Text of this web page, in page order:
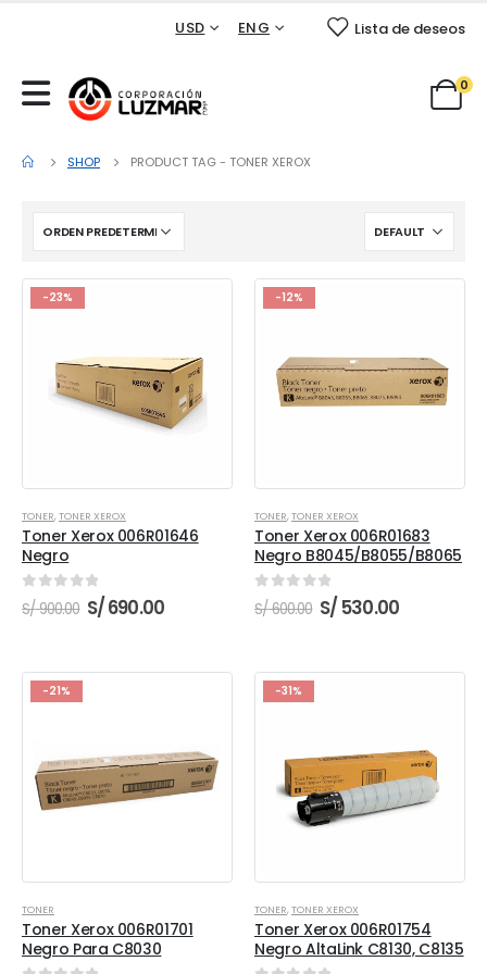
USD ENG Lista de deseos
0
SHOP PRODUCT TAG - TONER XEROX
-23%
TONER,TONER XEROX
Toner Xerox 006R01646
Negro
out of 5
S/900.00 El
precio
S/ 900.00.
S/690.00El
S/ 690.00.
-12%
TONER,TONER XEROX
Toner Xerox 006R01683
Negro B8045/B8055/B8065
out of 5
S/600.00 El
precio
S/ 600.00.
S/530.00El
S/ 530.00.
-21%
TONER
Toner Xerox 006R01701
Negro Para C8030
-31%
TONER,TONER XEROX
Toner Xerox 006R01754
Negro AltaLink C8130, C8135